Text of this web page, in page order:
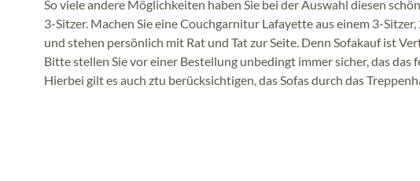
So viele andere Möglichkeiten haben Sie bei der Auswahl diesen
3-Sitzer. Machen Sie eine Couchgarnitur Lafayette aus einem 3-
und stehen persönlich mit Rat und Tat zur Seite. Denn Sofakauf ist
Bitte stellen Sie vor einer Bestellung unbedingt immer sicher, das
Hierbei gilt es auch ztu berücksichtigen, das Sofas durch das